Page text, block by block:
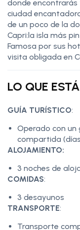
donde encontrarás
ciudad
de un poco de la
Capri:la isla más
Famosa por sus
visita obligada en
LO QUE
GUÍA TURÍSTICO:
Operado con un
compartida (días
ALOJAMIENTO:
3 noches de
COMIDAS:
3 desayunos
TRANSPORTE:
Transporte